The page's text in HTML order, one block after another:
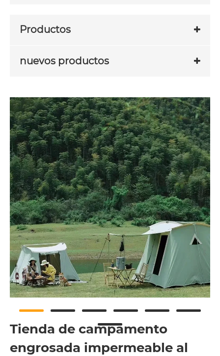
Productos
nuevos productos
Tienda de campamento
engrosada impermeable al